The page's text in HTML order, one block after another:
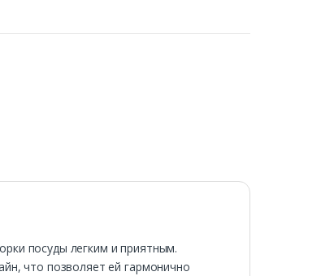
посуды легким и приятным.
что позволяет ей гармонично